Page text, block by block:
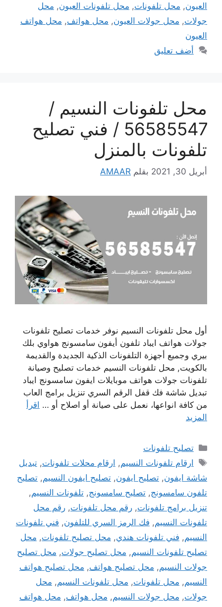
العيون, محل تلفونات, محل تلفونات العيون, محل
جولات, محل جولات العيون, محل هواتف, محل هواتف
العيون
أضف تعليق
محل تلفونات النسيم /
56585547 / فني تصليح
تلفونات بالمنزل
أبريل 30, 2021 بقلم AMAAR
أول محل تلفونات النسيم نوفر خدمات تصليح تلفونات
جولات هواتف ايباد تلفون أيفون سامسونج هواوي بلك
بيري وجميع أجهزة التلفونات الذكية الجديدة والقديمة
بالكويت, محل تلفونات النسيم خدمات تصليح وصيانة
تلفونات جولات هواتف موبايلات ايفون سامسونج ايباد
تبديل شاشة فك قفل الرقم السري تنزيل برامج العاب
من كافة انواعها، نعمل على صيانة أو اصلاح أو … اقرأ
المزيد
التصنيفات
تصليح تلفونات
الوسوم
ارقام تلفونات النسيم, ارقام محلات تلفونات,تبديل
شاشة ايفون, تصليح ايفون, تصليح ايفون النسيم, تصليح
تلفون سامسونج, تصليح سامسونج, تلفونات النسيم,
تنزيل برامج تلفونات, رقم محل تلفونات, رقم محل
تلفونات النسيم, فك الرمز السري للتلفون, فني تلفونات
النسيم, فني تلفونات هندي, محل تصليح تلفونات, محل
تصليح تلفونات النسيم, محل تصليح جولات, محل تصليح
جولات النسيم, محل تصليح هواتف, محل تصليح هواتف
النسيم, محل تلفونات, محل تلفونات النسيم, محل
جولات, محل جولات النسيم, محل هواتف, محل هواتف